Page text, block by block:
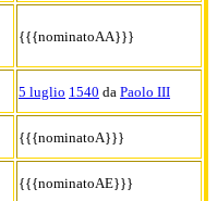
{{{nominatoAA}}}
5 luglio 1540 da Paolo III
{{{nominatoA}}}
{{{nominatoAE}}}